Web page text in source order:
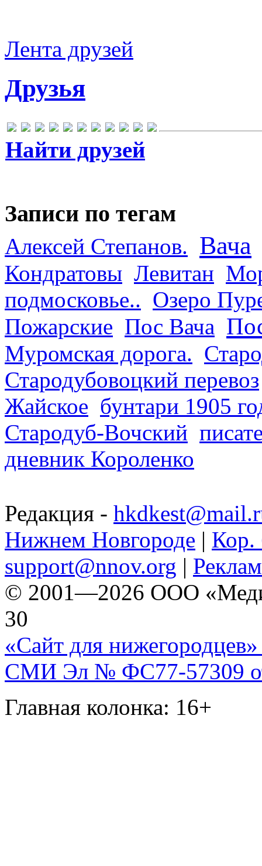
Лента друзей
Друзья
Найти друзей
Записи по тегам
Алексей Степанов. Вача
Кондратовы Левитан
подмосковье.. Озеро
Пожарские Пос Вача
Муромская дорога.
Стародубовоцкий перевоз
Жайское бунтари 1905
Стародуб-Вочский
дневник Короленко
Редакция -
Нижнем Новгороде | Кор.
support@nnov.org |
© 2001—2026 ООО
30
«Сайт для нижегородцев»
СМИ Эл № ФС77-57309
Главная колонка: 16+